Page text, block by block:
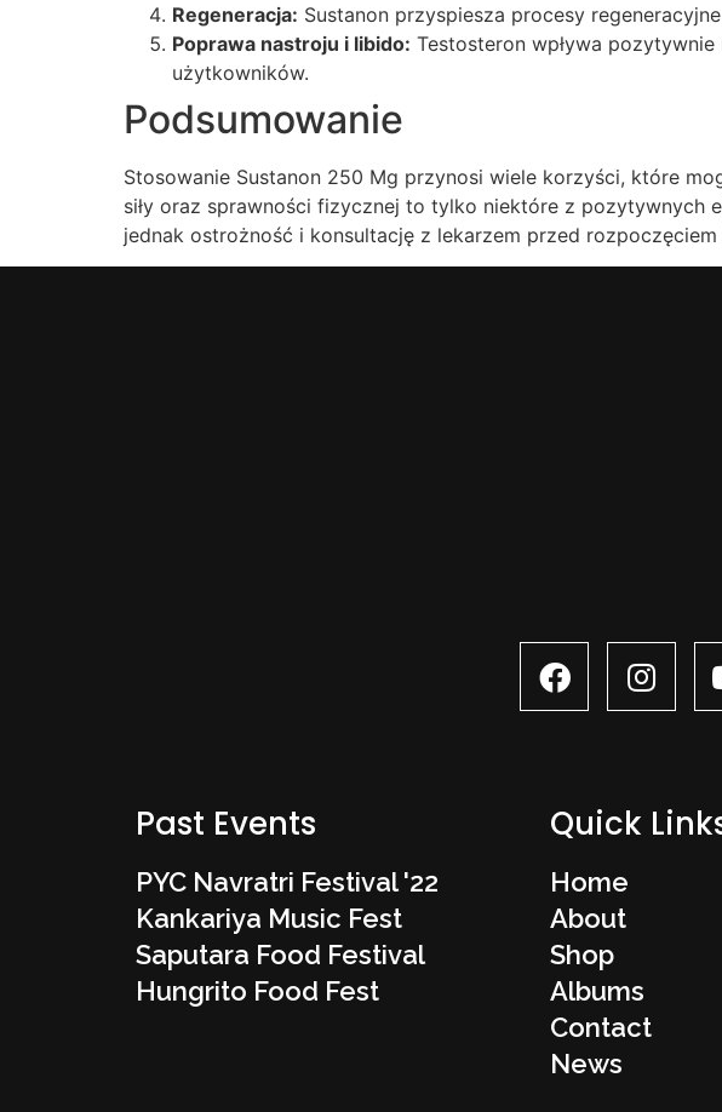
Regeneracja: Sustanon przyspiesza procesy
Poprawa nastroju i libido: Testosteron wpływa
użytkowników.
Podsumowanie
Stosowanie Sustanon 250 Mg przynosi wiele korzyści, które
siły oraz sprawności fizycznej to tylko niektóre z pozytywnych
jednak ostrożność i konsultację z lekarzem przed rozpoczęciem
Past Events
PYC Navratri Festival '22
Kankariya Music Fest
Saputara Food Festival
Hungrito Food Fest
Quick
Home
About
Shop
Albums
Contact
News